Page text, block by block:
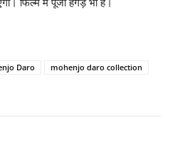
फिल्म में पूजा हेगड़े भी हैं।
Daro
mohenjo daro collection